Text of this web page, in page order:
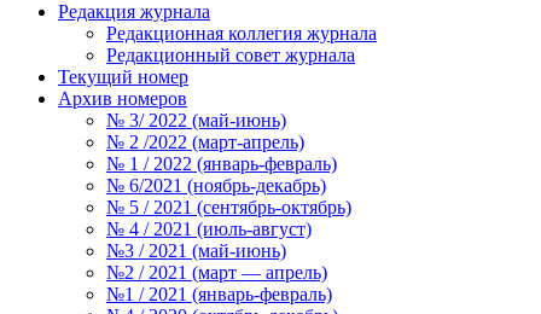
Редакция журнала
Редакционная коллегия журнала
Редакционный совет журнала
Текущий номер
Архив номеров
№ 3/ 2022 (май-июнь)
№ 2 /2022 (март-апрель)
№ 1 / 2022 (январь-февраль)
№ 6/2021 (ноябрь-декабрь)
№ 5 / 2021 (сентябрь-октябрь)
№ 4 / 2021 (июль-август)
№3 / 2021 (май-июнь)
№2 / 2021 (март — апрель)
№1 / 2021 (январь-февраль)